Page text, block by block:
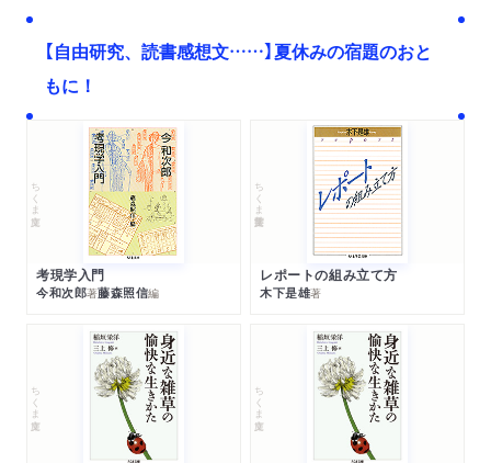
【自由研究、読書感想文……】夏休みの宿題のおと
もに！
ちくま文庫
考現学入門
今和次郎著藤森照信編
ちくま学芸文庫
レポートの組み立て方
木下是雄著
ちくま文庫 ちくま文庫